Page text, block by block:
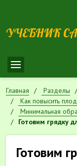
УЧЕБНИК
Главная Разделы
Как повысить
Минимальная
Готовим грядку
Готовим